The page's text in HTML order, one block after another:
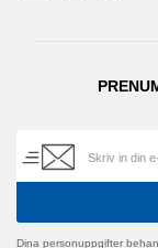
Dina personuppgifter